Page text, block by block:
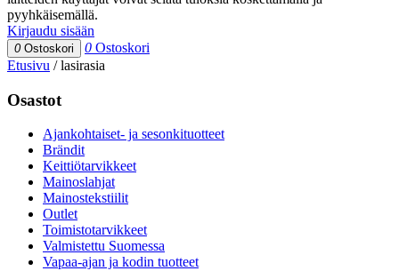
pyyhkäisemällä.
Kirjaudu sisään
0 Ostoskori 0 Ostoskori
Etusivu /lasirasia
Osastot
Ajankohtaiset- ja sesonkituotteet
Brändit
Keittiötarvikkeet
Mainoslahjat
Mainostekstiilit
Outlet
Toimistotarvikkeet
Valmistettu Suomessa
Vapaa-ajan ja kodin tuotteet